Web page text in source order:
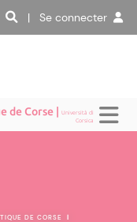
| Se connecter
de Corse |Università di
Corsica
DE CORSE |